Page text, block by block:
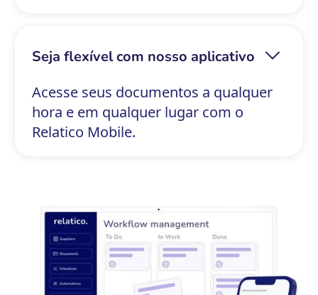
Seja flexível com nosso aplicativo
Acesse seus documentos a qualquer
hora e em qualquer lugar com o
Relatico Mobile.